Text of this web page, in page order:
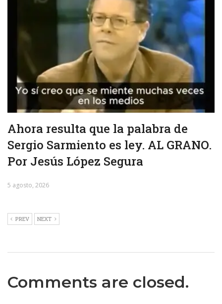
Ahora resulta que la palabra de
Sergio Sarmiento es ley. AL GRANO.
Por Jesús López Segura
5 agosto, 2026
PREV NEXT
Comments are closed.